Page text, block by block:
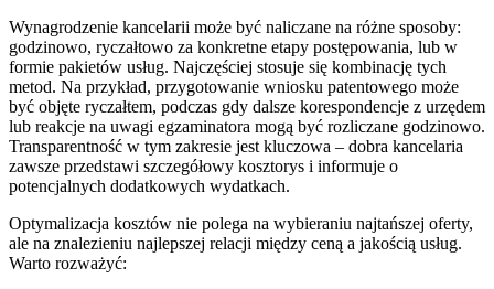
Wynagrodzenie kancelarii może być naliczane na różne sposoby:
godzinowo, ryczałtowo za konkretne etapy postępowania, lub w
formie pakietów usług. Najczęściej stosuje się kombinację tych
metod. Na przykład, przygotowanie wniosku patentowego może
być objęte ryczałtem, podczas gdy dalsze korespondencje z urzędem
lub reakcje na uwagi egzaminatora mogą być rozliczane godzinowo.
Transparentność w tym zakresie jest kluczowa – dobra kancelaria
zawsze przedstawi szczegółowy kosztorys i informuje o
potencjalnych dodatkowych wydatkach.
Optymalizacja kosztów nie polega na wybieraniu najtańszej oferty,
ale na znalezieniu najlepszej relacji między ceną a jakością usług.
Warto rozważyć: